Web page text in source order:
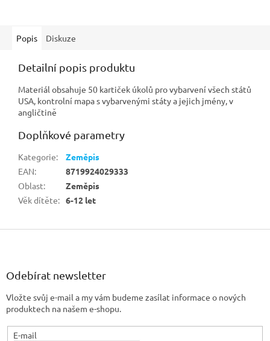
Popis Diskuze
Detailní popis produktu
Materiál obsahuje 50 kartiček úkolů pro vybarvení všech států
USA, kontrolní mapa s vybarvenými státy a jejich jmény, v
angličtině
Doplňkové parametry
Kategorie:
Zeměpis
EAN:
8719924029333
Oblast:
Zeměpis
Věk dítěte: 6-12 let
Z
Odebírat newsletter
Vložte svůj e-mail a my vám budeme zasílat informace o nových
produktech na našem e-shopu.
E-mail